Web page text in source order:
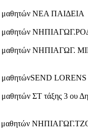
μαθητών ΝΕΑ ΠΑΙΔΕΙΑ
μαθητών
μαθητών ΝΗΠΙΑΓΩΓ.
μαθητώνSEND LORENS
ΣΤ τάξης 3 ου
μαθητών